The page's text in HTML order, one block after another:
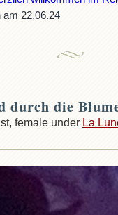
am 22.06.24
durch die
female under La